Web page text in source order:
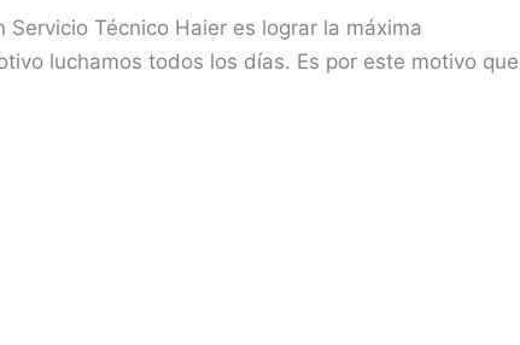
Técnico Haier es lograr la máxima
luchamos todos los días. Es por este motivo que